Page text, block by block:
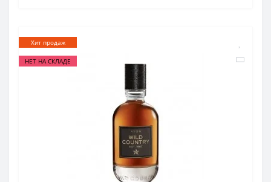
Хит продаж
НЕТ НА СКЛАДЕ